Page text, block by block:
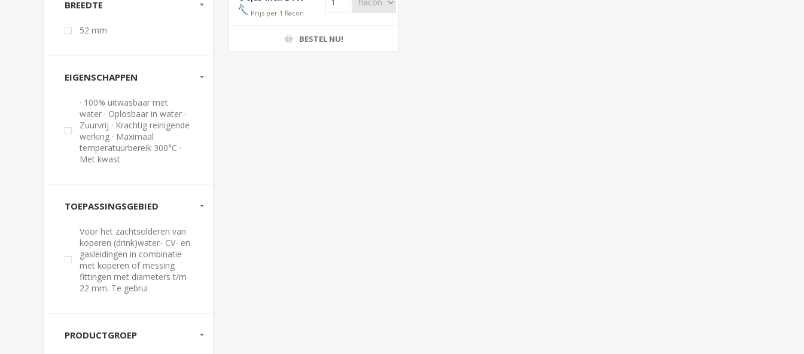
Prijs per 1 flacon
BESTEL NU!
BREEDTE
52 mm
EIGENSCHAPPEN
· 100% uitwasbaar met
water · Oplosbaar in water ·
Zuurvrij · Krachtig reinigende
werking · Maximaal
temperatuurbereik 300°C ·
Met kwast
TOEPASSINGSGEBIED
Voor het zachtsolderen van
koperen (drink)water- CV- en
gasleidingen in combinatie
met koperen of messing
fittingen met diameters t/m
22 mm. Te gebrui
PRODUCTGROEP